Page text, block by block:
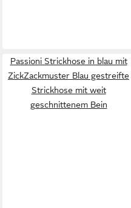
Passioni Strickhose in blau mit
ZickZackmuster Blau gestreifte
Strickhose mit weit
geschnittenem Bein